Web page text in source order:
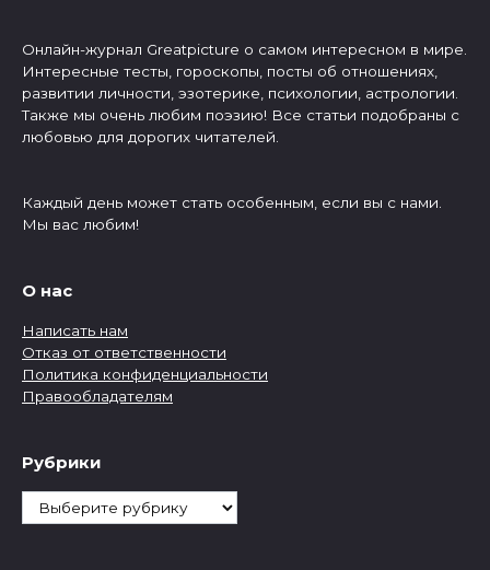
Онлайн-журнал Greatpicture о самом интересном в мире.
Интересные тесты, гороскопы, посты об отношениях,
развитии личности, эзотерике, психологии, астрологии.
Также мы очень любим поэзию! Все статьи подобраны с
любовью для дорогих читателей.
Каждый день может стать особенным, если вы с нами.
Мы вас любим!
О нас
Написать нам
Отказ от ответственности
Политика конфиденциальности
Правообладателям
Рубрики
Рубрики